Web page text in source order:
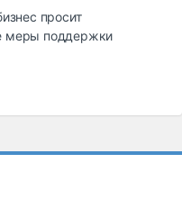
просит
меры поддержки